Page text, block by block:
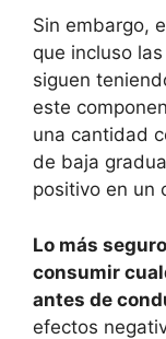
Sin embargo,
que incluso
siguen
este
una cantidad
de baja
positivo en un
Lo más
consumir
antes de
efectos